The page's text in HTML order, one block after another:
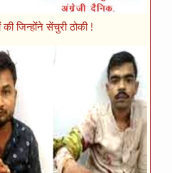
जिन्होंने सेंचुरी ठोकी !